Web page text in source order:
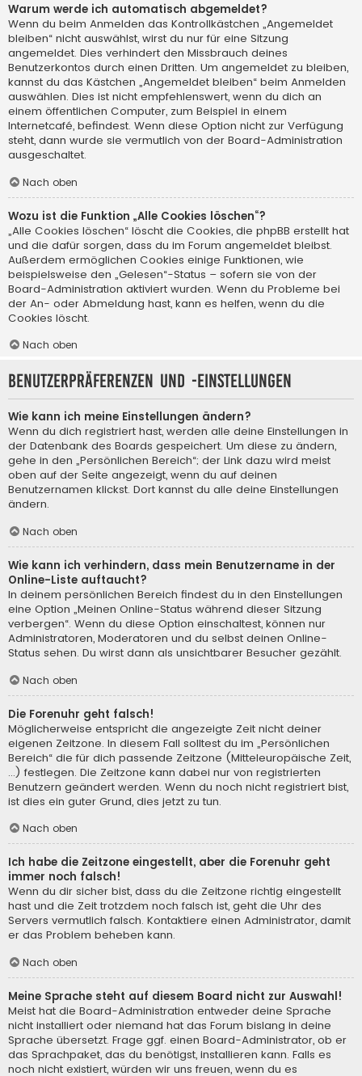
Warum werde ich automatisch abgemeldet?
Wenn du beim Anmelden das Kontrollkästchen „Angemeldet
bleiben“ nicht auswählst, wirst du nur für eine Sitzung
angemeldet. Dies verhindert den Missbrauch deines
Benutzerkontos durch einen Dritten. Um angemeldet zu bleiben,
kannst du das Kästchen „Angemeldet bleiben“ beim Anmelden
auswählen. Dies ist nicht empfehlenswert, wenn du dich an
einem öffentlichen Computer, zum Beispiel in einem
Internetcafé, befindest. Wenn diese Option nicht zur Verfügung
steht, dann wurde sie vermutlich von der Board-Administration
ausgeschaltet.
Nach oben
Wozu ist die Funktion „Alle Cookies löschen“?
„Alle Cookies löschen“ löscht die Cookies, die phpBB erstellt hat
und die dafür sorgen, dass du im Forum angemeldet bleibst.
Außerdem ermöglichen Cookies einige Funktionen, wie
beispielsweise den „Gelesen“-Status – sofern sie von der
Board-Administration aktiviert wurden. Wenn du Probleme bei
der An- oder Abmeldung hast, kann es helfen, wenn du die
Cookies löscht.
Nach oben
Benutzerpräferenzen und -einstellungen
Wie kann ich meine Einstellungen ändern?
Wenn du dich registriert hast, werden alle deine Einstellungen in
der Datenbank des Boards gespeichert. Um diese zu ändern,
gehe in den „Persönlichen Bereich“; der Link dazu wird meist
oben auf der Seite angezeigt, wenn du auf deinen
Benutzernamen klickst. Dort kannst du alle deine Einstellungen
ändern.
Nach oben
Wie kann ich verhindern, dass mein Benutzername in der
Online-Liste auftaucht?
In deinem persönlichen Bereich findest du in den Einstellungen
eine Option „Meinen Online-Status während dieser Sitzung
verbergen“. Wenn du diese Option einschaltest, können nur
Administratoren, Moderatoren und du selbst deinen Online-
Status sehen. Du wirst dann als unsichtbarer Besucher gezählt.
Nach oben
Die Forenuhr geht falsch!
Möglicherweise entspricht die angezeigte Zeit nicht deiner
eigenen Zeitzone. In diesem Fall solltest du im „Persönlichen
Bereich“ die für dich passende Zeitzone (Mitteleuropäische Zeit,
...) festlegen. Die Zeitzone kann dabei nur von registrierten
Benutzern geändert werden. Wenn du noch nicht registriert bist,
ist dies ein guter Grund, dies jetzt zu tun.
Nach oben
Ich habe die Zeitzone eingestellt, aber die Forenuhr geht
immer noch falsch!
Wenn du dir sicher bist, dass du die Zeitzone richtig eingestellt
hast und die Zeit trotzdem noch falsch ist, geht die Uhr des
Servers vermutlich falsch. Kontaktiere einen Administrator, damit
er das Problem beheben kann.
Nach oben
Meine Sprache steht auf diesem Board nicht zur Auswahl!
Meist hat die Board-Administration entweder deine Sprache
nicht installiert oder niemand hat das Forum bislang in deine
Sprache übersetzt. Frage ggf. einen Board-Administrator, ob er
das Sprachpaket, das du benötigst, installieren kann. Falls es
noch nicht existiert, würden wir uns freuen, wenn du es